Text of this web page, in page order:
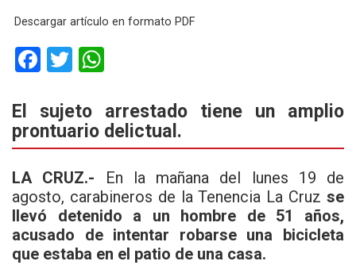
Descargar artículo en formato PDF
F
ce
b
o
k
T
tt
er
at
s
p
p
El sujeto arrestado tiene un amplio
prontuario delictual.
LA CRUZ.-
En la mañana del lunes 19 de
agosto, carabineros de la Tenencia La Cruz se
llevó detenido a un hombre de 51 años,
acusado de intentar robarse una bicicleta
que estaba en el patio de una casa.